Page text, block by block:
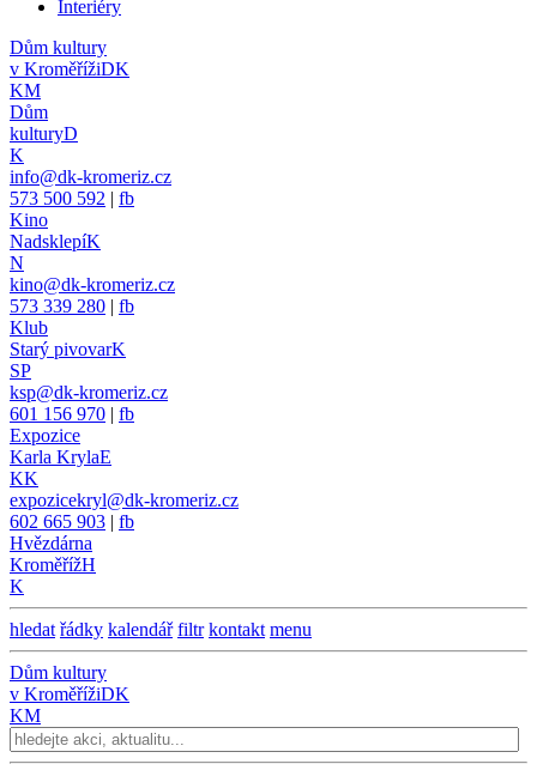
Interiéry
Dům kultury
v KroměřížiDK
KM
Dům
kulturyD
K
info@dk-kromeriz.cz
573 500 592 | fb
Kino
NadsklepíK
N
kino@dk-kromeriz.cz
573 339 280 | fb
Klub
Starý pivovarK
SP
ksp@dk-kromeriz.cz
601 156 970 | fb
Expozice
Karla KrylaE
KK
expozicekryl@dk-kromeriz.cz
602 665 903 | fb
Hvězdárna
KroměřížH
K
hledat řádky kalendář filtr kontakt menu
Dům kultury
v KroměřížiDK
KM